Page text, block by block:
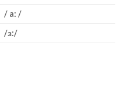
/ a: /
/ɜ:/